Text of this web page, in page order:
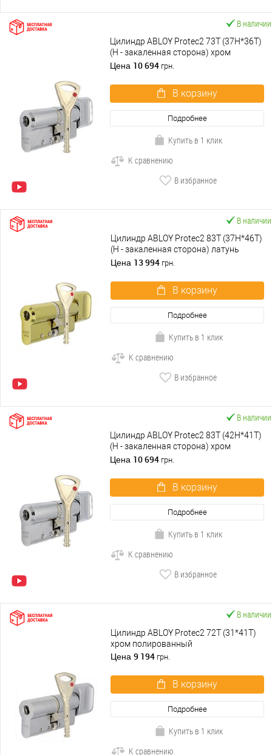
В наличии
Цилиндр ABLOY Protec2 73T (37H*36T)
(H - закаленная сторона) хром
полированный
Цена 10 694 грн.
В корзину
Подробнее
Купить в 1 клик
К сравнению
В избранное
В наличии
Цилиндр ABLOY Protec2 83T (37H*46T)
(H - закаленная сторона) латунь
полированная
Цена 13 994 грн.
В корзину
Подробнее
Купить в 1 клик
К сравнению
В избранное
В наличии
Цилиндр ABLOY Protec2 83T (42H*41T)
(H - закаленная сторона) хром
полированный
Цена 10 694 грн.
В корзину
Подробнее
Купить в 1 клик
К сравнению
В избранное
В наличии
Цилиндр ABLOY Protec2 72T (31*41T)
хром полированный
Цена 9 194 грн.
В корзину
Подробнее
Купить в 1 клик
К сравнению